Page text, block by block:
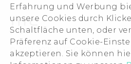
Erfahrung und Werbung
unsere Cookies durch
Schaltfläche unten, oder
Präferenz auf Cookie-
akzeptieren. Sie können
Impressum
Investor
Cookie Preferences
Offene Stellen
© 2011-2026 HTC Corporation